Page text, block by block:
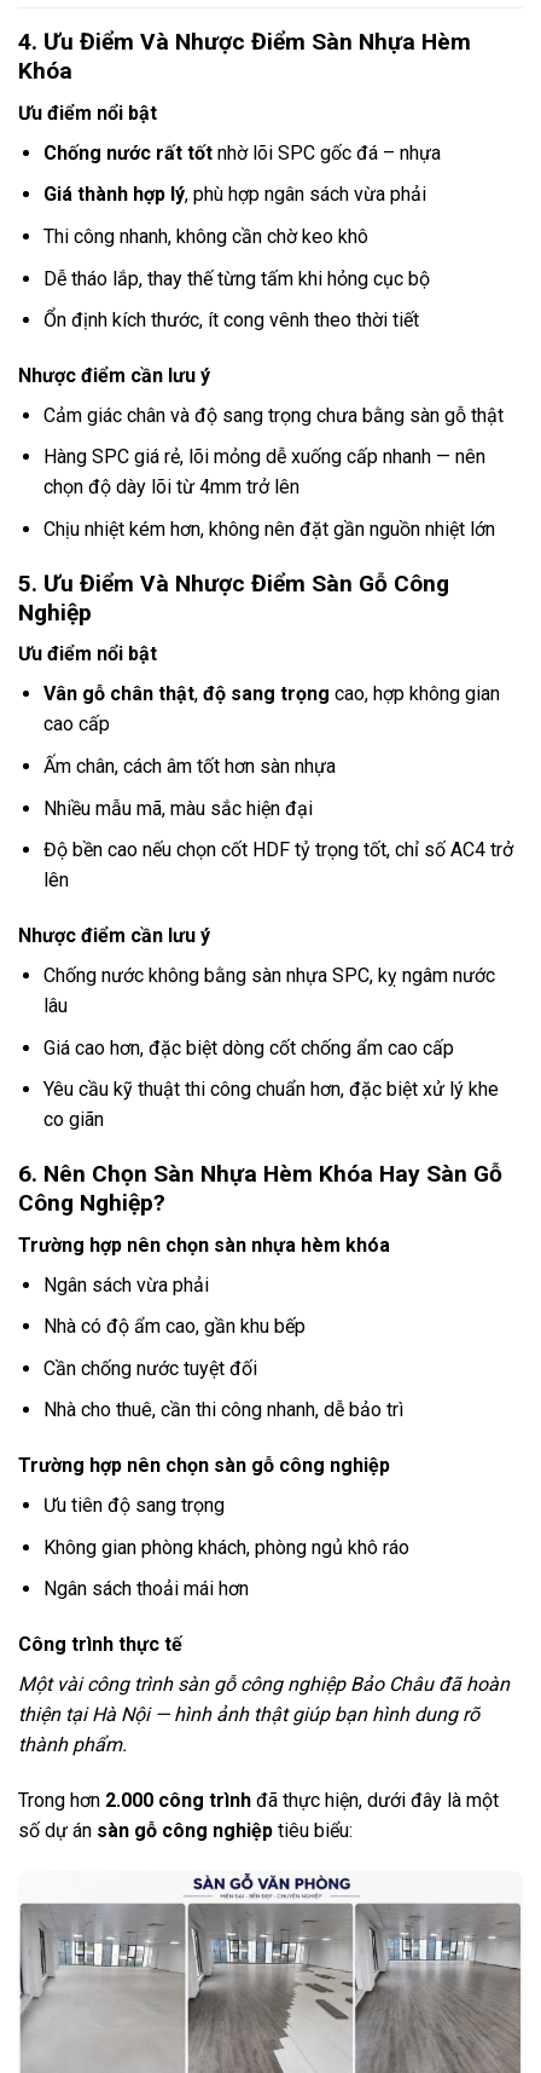
4. Ưu Điểm Và Nhược Điểm Sàn Nhựa Hèm
Khóa
Ưu điểm nổi bật
Chống nước rất tốtnhờ lõi SPC gốc đá – nhựa
Giá thành hợp lý, phù hợp ngân sách vừa phải
Thi công nhanh, không cần chờ keo khô
Dễ tháo lắp, thay thế từng tấm khi hỏng cục bộ
Ổn định kích thước, ít cong vênh theo thời tiết
Nhược điểm cần lưu ý
Cảm giác chân và độ sang trọng chưa bằng sàn gỗ thật
Hàng SPC giá rẻ, lõi mỏng dễ xuống cấp nhanh — nên
chọn độ dày lõi từ 4mm trở lên
Chịu nhiệt kém hơn, không nên đặt gần nguồn nhiệt lớn
5. Ưu Điểm Và Nhược Điểm Sàn Gỗ Công
Nghiệp
Ưu điểm nổi bật
Vân gỗ chân thật, độ sang trọng cao, hợp không gian
cao cấp
Ấm chân, cách âm tốt hơn sàn nhựa
Nhiều mẫu mã, màu sắc hiện đại
Độ bền cao nếu chọn cốt HDF tỷ trọng tốt, chỉ số AC4 trở
lên
Nhược điểm cần lưu ý
Chống nước không bằng sàn nhựa SPC, kỵ ngâm nước
lâu
Giá cao hơn, đặc biệt dòng cốt chống ẩm cao cấp
Yêu cầu kỹ thuật thi công chuẩn hơn, đặc biệt xử lý khe
co giãn
6. Nên Chọn Sàn Nhựa Hèm Khóa Hay Sàn Gỗ
Công Nghiệp?
Trường hợp nên chọn sàn nhựa hèm khóa
Ngân sách vừa phải
Nhà có độ ẩm cao, gần khu bếp
Cần chống nước tuyệt đối
Nhà cho thuê, cần thi công nhanh, dễ bảo trì
Trường hợp nên chọn sàn gỗ công nghiệp
Ưu tiên độ sang trọng
Không gian phòng khách, phòng ngủ khô ráo
Ngân sách thoải mái hơn
Công trình thực tế
Một vài công trình sàn gỗ công nghiệp Bảo Châu đã hoàn
thiện tại Hà Nội — hình ảnh thật giúp bạn hình dung rõ
thành phẩm.
Trong hơn 2.000 công trình đã thực hiện, dưới đây là một
số dự án sàn gỗ công nghiệp tiêu biểu: